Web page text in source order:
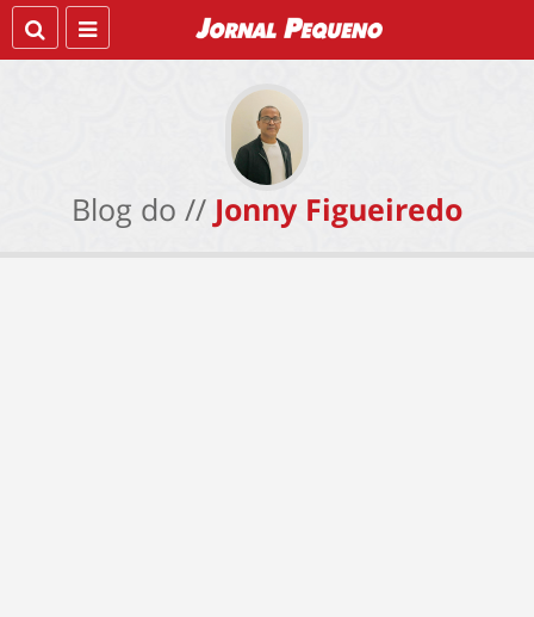
Blog do // Jonny Figueiredo